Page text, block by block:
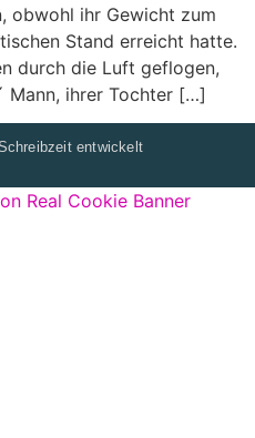
obwohl ihr Gewicht zum
Stand erreicht hatte.
durch die Luft geflogen,
Mann, ihrer Tochter […]
entwickelt
Real Cookie Banner